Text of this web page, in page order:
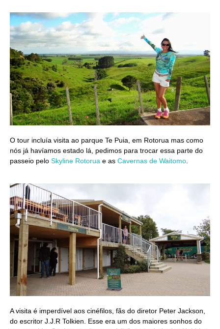
O tour incluía visita ao parque Te Puia, em Rotorua mas como
nós já havíamos estado lá, pedimos para trocar essa parte do
passeio pelo Skyline Rotorua e as Cavernas de Waitomo
A visita é imperdível aos cinéfilos, fãs do diretor Peter Jackson,
do escritor J.J.R Tolkien. Esse era um dos maiores sonhos do